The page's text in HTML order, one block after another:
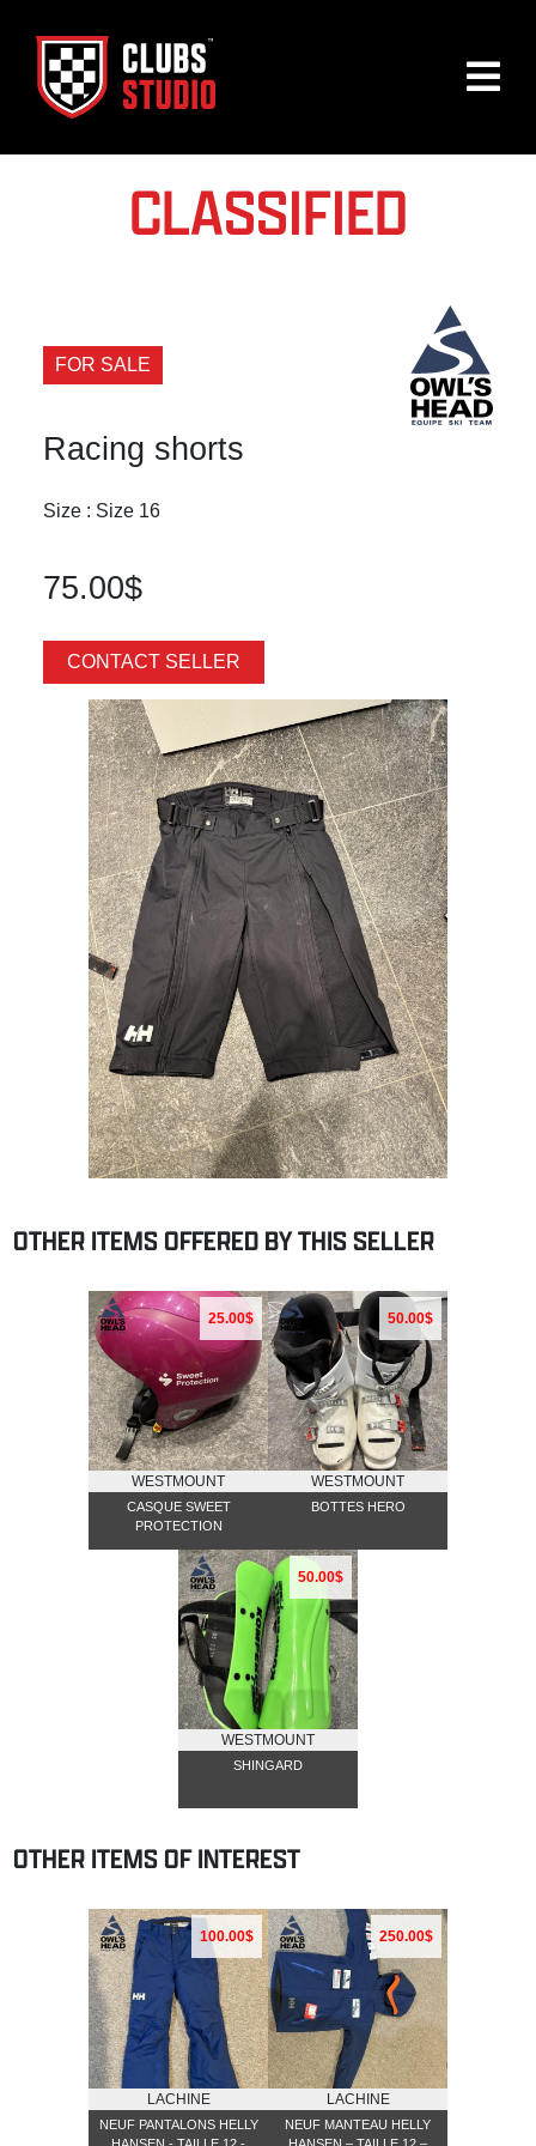
CLASSIFIED
FOR SALE
Racing shorts
Size : Size 16
75.00$
CONTACT SELLER
OTHER ITEMS OFFERED BY THIS SELLER
25.00$
WESTMOUNT
CASQUE SWEET
PROTECTION
50.00$
WESTMOUNT
BOTTES HERO
50.00$
WESTMOUNT
SHINGARD
OTHER ITEMS OF INTEREST
100.00$
LACHINE
NEUF PANTALONS HELLY
250.00$
LACHINE
NEUF MANTEAU HELLY